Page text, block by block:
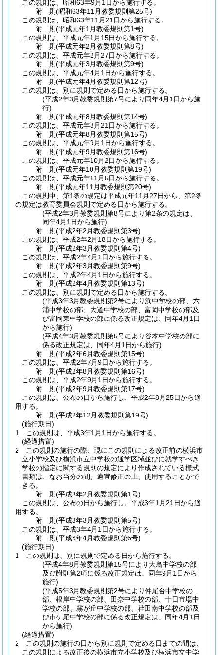
この規則は、昭和63年9月1日から施行する。
附 則(昭和63年11月教委規則第25号)
この規則は、昭和63年11月21日から施行する。
附 則(平成元年1月教委規則第1号)
この規則は、平成元年1月15日から施行する。
附 則(平成元年2月教委規則第8号)
この規則は、平成元年2月27日から施行する。
附 則(平成元年3月教委規則第9号)
この規則は、平成元年4月1日から施行する。
附 則(平成元年4月教委規則第12号)
この規則は、別に規則で定める日から施行する。
(平成2年3月教委規則第7号により同年4月1日から施
行)
附 則(平成元年8月教委規則第14号)
この規則は、平成元年8月21日から施行する。
附 則(平成元年8月教委規則第15号)
この規則は、平成元年9月1日から施行する。
附 則(平成元年9月教委規則第16号)
この規則は、平成元年10月2日から施行する。
附 則(平成元年10月教委規則第19号)
この規則は、平成元年11月5日から施行する。
附 則(平成元年11月教委規則第20号)
この規則中、第1条の規定は平成元年11月27日から、第2条
の規定は教育委員会規則で定める日から施行する。
(平成2年3月教委規則第8号により第2条の規定は、
同年4月1日から施行)
附 則(平成2年2月教委規則第3号)
この規則は、平成2年2月18日から施行する。
附 則(平成2年3月教委規則第4号)
この規則は、平成2年4月1日から施行する。
附 則(平成2年3月教委規則第9号)
この規則は、平成2年4月1日から施行する。
附 則(平成2年4月教委規則第13号)
この規則は、別に規則で定める日から施行する。
(平成3年3月教委規則第2号により浜中学校の部、六
浦中学校の部、大道中学校の部、富岡中学校の部及
び富岡東中学校の部に係る改正規定は、同年4月1日
から施行)
(平成4年3月教委規則第5号により谷本中学校の部に
係る改正規定は、同年4月1日から施行)
附 則(平成2年6月教委規則第15号)
この規則は、平成2年7月9日から施行する。
附 則(平成2年8月教委規則第16号)
この規則は、平成2年9月1日から施行する。
附 則(平成2年9月教委規則第17号)
この規則は、公布の日から施行し、平成2年8月25日から適
用する。
附 則(平成2年12月教委規則第19号)
(施行期日)
1
この規則は、平成3年1月1日から施行する。
(経過措置)
2
この規則の施行の際、現にこの規則による改正前の横浜市
立小学校及び横浜市立中学校の通学区域並びに就学すべき
学校の指定に関する規則の規定により作成されている様式
書類は、なお当分の間、適宜修正の上、使用することがで
きる。
附 則(平成3年2月教委規則第1号)
この規則は、公布の日から施行し、平成3年1月21日から適
用する。
附 則(平成3年3月教委規則第5号)
この規則は、平成3年4月1日から施行する。
附 則(平成3年4月教委規則第6号)
(施行期日)
1
この規則は、別に規則で定める日から施行する。
(平成4年8月教委規則第15号により大鳥中学校の部
及び附則第2項に係る改正規定は、同年9月1日から
施行)
(平成5年3月教委規則第2号により仲尾台中学校の
部、根岸中学校の部、田奈中学校の部、十日市場中
学校の部、霧が丘中学校の部、荏田南中学校の部及
び市ケ尾中学校の部に係る改正規定は、同年4月1日
から施行)
(経過措置)
2
この規則の施行の日から別に規則で定める日までの間は、
この規則による改正後の横浜市立小学校及び横浜市立中学